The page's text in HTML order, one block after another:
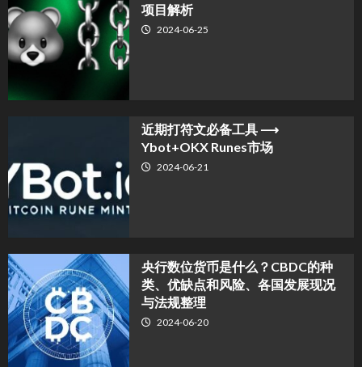
项目解析
2024-06-25
近期打符文必备工具 ⟶
Ybot+OKX Runes市场
2024-06-21
央行数位货币是什么？CBDC的种
类、优缺点和风险、各国发展现况
与法规整理
2024-06-20